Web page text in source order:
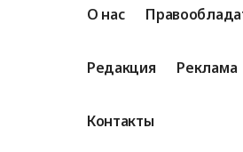
О нас
Редакция Реклама
Контакты